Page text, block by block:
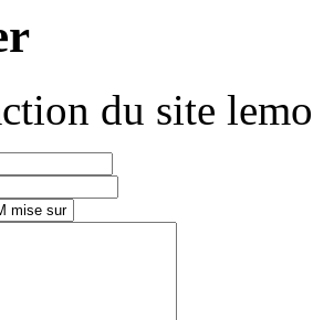
du site